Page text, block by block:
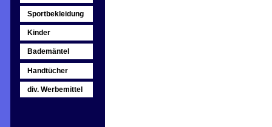
Sportbekleidung
Kinder
Bademäntel
Handtücher
div. Werbemittel